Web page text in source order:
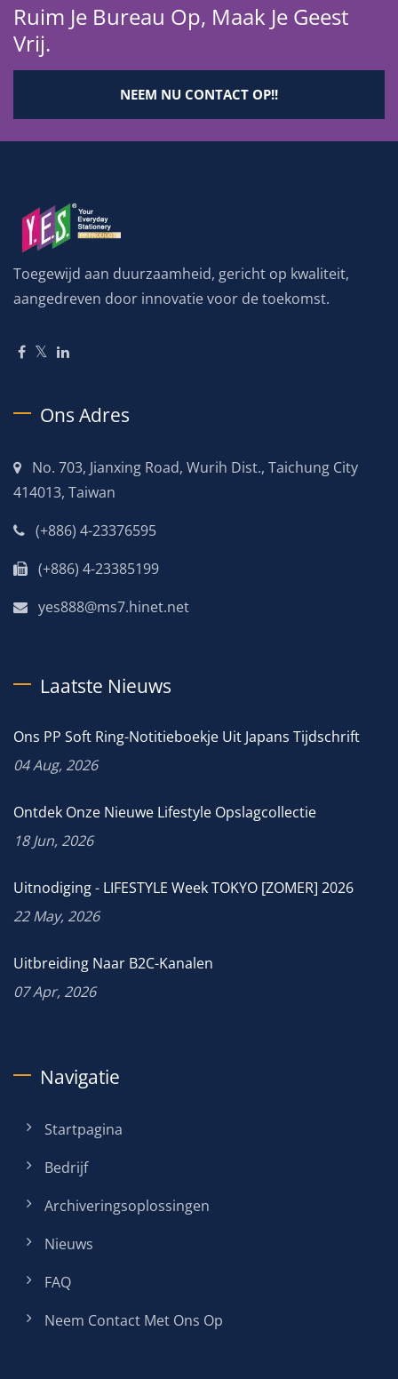
Ruim Je Bureau Op, Maak Je Geest
Vrij.
NEEM NU CONTACT OP!!
Toegewijd aan duurzaamheid, gericht op kwaliteit,
aangedreven door innovatie voor de toekomst.
Ons Adres
No. 703, Jianxing Road, Wurih Dist., Taichung City
414013, Taiwan
(+886) 4-23376595
(+886) 4-23385199
yes888@ms7.hinet.net
Laatste Nieuws
Ons PP Soft Ring-Notitieboekje Uit Japans Tijdschrift
04 Aug, 2026
Ontdek Onze Nieuwe Lifestyle Opslagcollectie
18 Jun, 2026
Uitnodiging - LIFESTYLE Week TOKYO [ZOMER] 2026
22 May, 2026
Uitbreiding Naar B2C-Kanalen
07 Apr, 2026
Navigatie
Startpagina
Bedrijf
Archiveringsoplossingen
Nieuws
FAQ
Neem Contact Met Ons Op